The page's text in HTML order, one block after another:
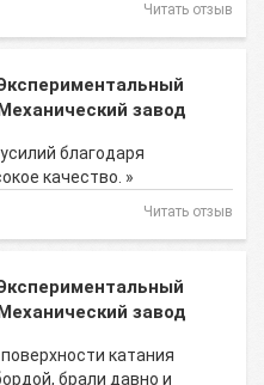
Читать отзыв
завод
благодаря
качество. »
Читать отзыв
завод
катания
брали давно и